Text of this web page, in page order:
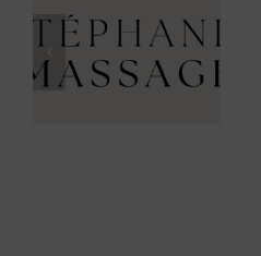
Atelier de
Doffetto